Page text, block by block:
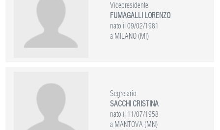
Vicepresidente
FUMAGALLI LORENZO
nato il 09/02/1981
a MILANO (MI)
Segretario
SACCHI CRISTINA
nato il 11/07/1958
a MANTOVA (MN)